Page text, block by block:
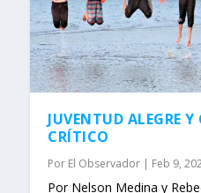
JUVENTUD ALEGRE
CRÍTICO
Por El Observador | Feb 9,
Por Nelson Medina y